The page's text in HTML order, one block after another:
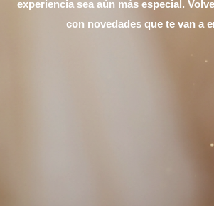
experiencia sea aún más especial.
con novedades que te van a